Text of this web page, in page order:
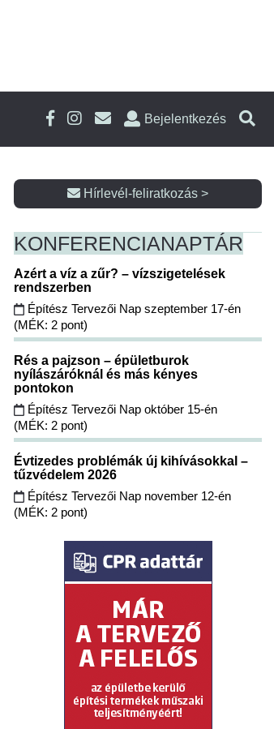
Bejelentkezés
Hírlevél-feliratkozás >
KONFERENCIANAPTÁR
Azért a víz a zűr? – vízszigetelések
rendszerben
Építész Tervezői Nap szeptember 17-én
(MÉK: 2 pont)
Rés a pajzson – épületburok
nyílászáróknál és más kényes
pontokon
Építész Tervezői Nap október 15-én
(MÉK: 2 pont)
Évtizedes problémák új kihívásokkal –
tűzvédelem 2026
Építész Tervezői Nap november 12-én
(MÉK: 2 pont)